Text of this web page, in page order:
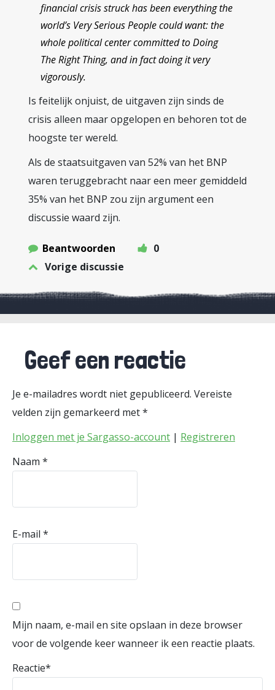
financial crisis struck has been everything the
world’s Very Serious People could want: the
whole political center committed to Doing
The Right Thing, and in fact doing it very
vigorously.
Is feitelijk onjuist, de uitgaven zijn sinds de
crisis alleen maar opgelopen en behoren tot de
hoogste ter wereld.
Als de staatsuitgaven van 52% van het BNP
waren teruggebracht naar een meer gemiddeld
35% van het BNP zou zijn argument een
discussie waard zijn.
Beantwoorden
0
Vorige discussie
Geef een reactie
Je e-mailadres wordt niet gepubliceerd. Vereiste
velden zijn gemarkeerd met*
Inloggen met je Sargasso-account | Registreren
Naam *
E-mail *
Mijn naam, e-mail en site opslaan in deze browser
voor de volgende keer wanneer ik een reactie plaats.
Reactie*